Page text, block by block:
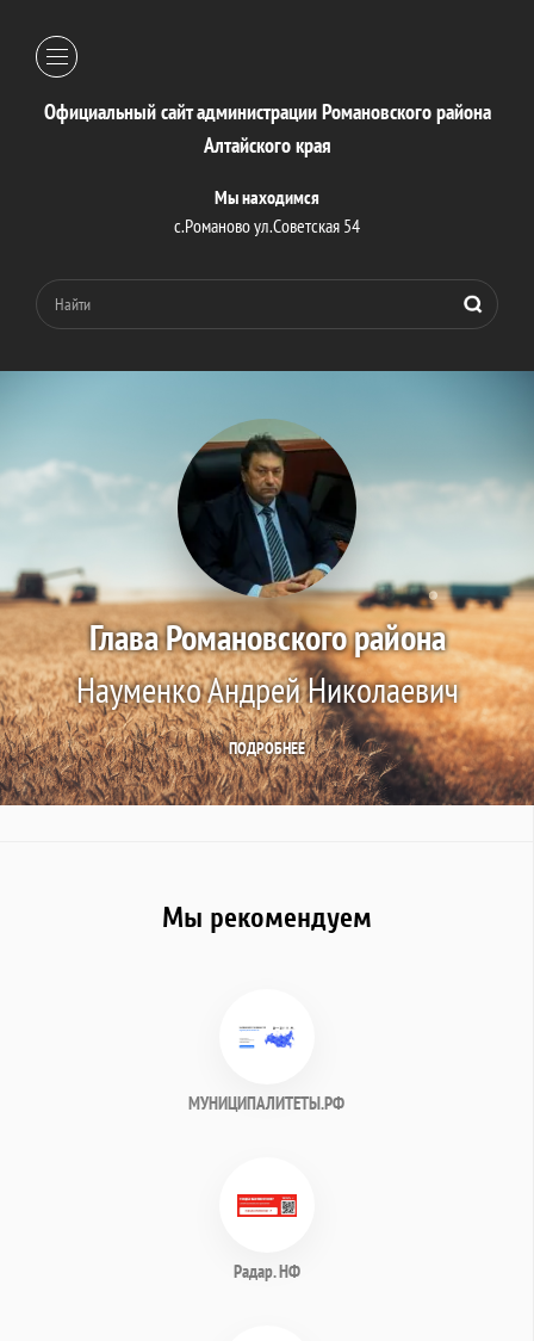
Официальный сайт администрации Романовского района
Алтайского края
Мы находимся
с.Романово ул.Советская 54
Глава Романовского района
Науменко Андрей Николаевич
ПОДРОБНЕЕ
Мы рекомендуем
МУНИЦИПАЛИТЕТЫ.РФ
Радар. НФ